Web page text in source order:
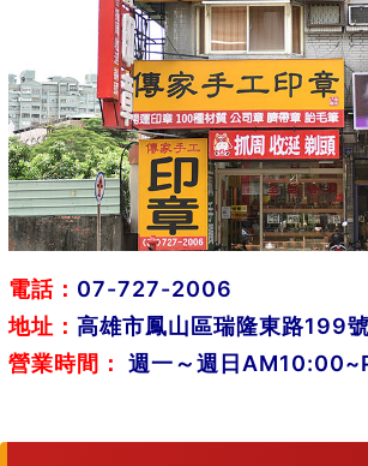
電話： 07-727-2006
地址： 高雄市鳳山區瑞隆東路199號
營業時間：
週一～週日